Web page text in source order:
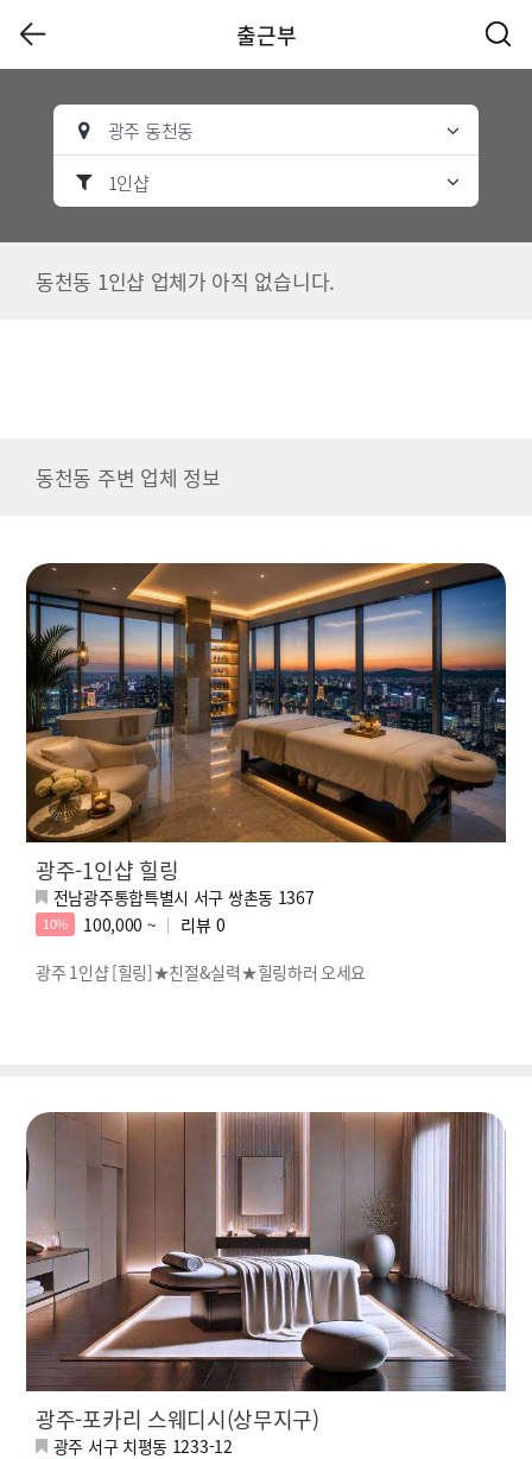
출근부
광주 동천동
1인샵
동천동 1인샵 업체가 아직 없습니다.
동천동 주변 업체 정보
광주-1인샵 힐링
전남광주통합특별시 서구 쌍촌동 1367
10% 100,000 ~ 리뷰 0
광주 1인샵 [힐링]★친절&실력★힐링하러 오세요
광주-포카리 스웨디시(상무지구)
광주 서구 치평동 1233-12